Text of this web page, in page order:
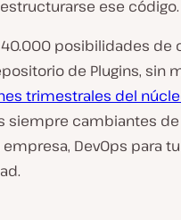
ese código.
posibilidades de
de Plugins, sin
trimestrales del
siempre cambiantes
DevOps para